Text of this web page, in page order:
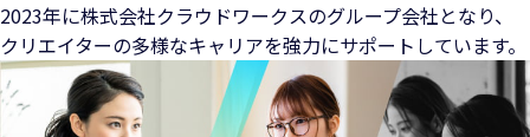
2023年に株式会社クラウドワークスのグループ会社となり、
クリエイターの多様なキャリアを強力にサポートしています。